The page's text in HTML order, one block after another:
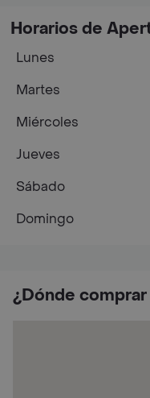
¿Dónde
Horarios de
Lunes
Martes
Miércoles
Jueves
Sábado
Domingo